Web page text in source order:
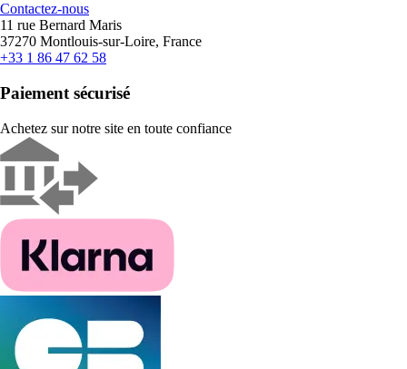
Contactez-nous
11 rue Bernard Maris
37270 Montlouis-sur-Loire, France
+33 1 86 47 62 58
Paiement sécurisé
Achetez sur notre site en toute confiance